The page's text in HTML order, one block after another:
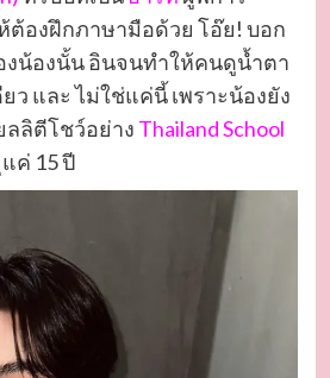
ต้องฝึกภาษามือด้วย โอ๊ย! บอก
งน้องนั้น อินจนทำให้คนดูน้ำตา
ว และ ไม่ใช่แค่นี้ เพราะน้องยัง
ลลิตีโชว์อย่าง Thailand School
ค่ 15 ปี